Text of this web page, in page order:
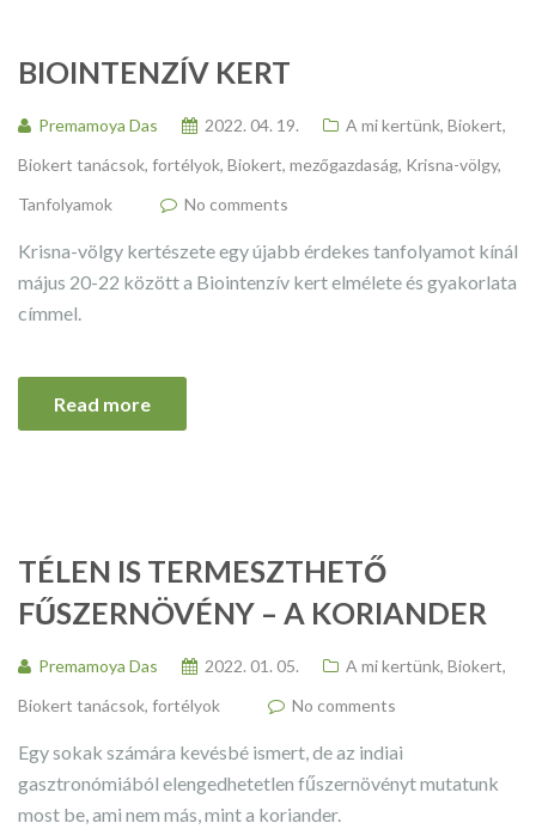
BIOINTENZÍV KERT
Premamoya Das 2022. 04. 19. A mi kertünk, Biokert,
Biokert tanácsok, fortélyok, Biokert, mezőgazdaság, Krisna-völgy,
Tanfolyamok
No comments
Krisna-völgy kertészete egy újabb érdekes tanfolyamot kínál
május 20-22 között a Biointenzív kert elmélete és gyakorlata
címmel.
Read more
TÉLEN IS TERMESZTHETŐ
FŰSZERNÖVÉNY – A KORIANDER
Premamoya Das 2022. 01. 05. A mi kertünk, Biokert,
Biokert tanácsok, fortélyok
No comments
Egy sokak számára kevésbé ismert, de az indiai
gasztronómiából elengedhetetlen fűszernövényt mutatunk
most be, ami nem más, mint a koriander.